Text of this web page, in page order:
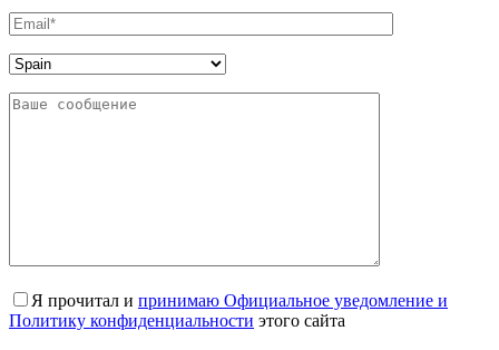
Я прочитал и принимаю Официальное уведомление и
Политику конфиденциальности этого сайта